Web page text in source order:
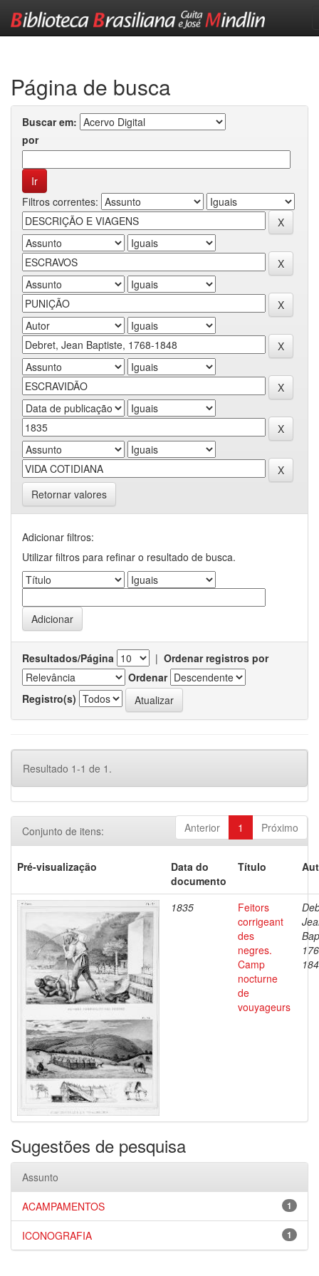
Página de busca
Buscar em:
por
Filtros correntes:
Retornar valores
Adicionar filtros:
Utilizar filtros para refinar o resultado de busca.
Resultados/Página | Ordenar registros por
Ordenar
Registro(s)
Resultado 1-1 de 1.
Anterior 1 Próximo
Conjunto de itens:
Pré-visualização
Data do
documento
Título
1835
Feitors
corrigeant
des
negres.
Camp
nocturne
de
vouyageurs
Sugestões de pesquisa
Assunto
1
ACAMPAMENTOS
1
ICONOGRAFIA